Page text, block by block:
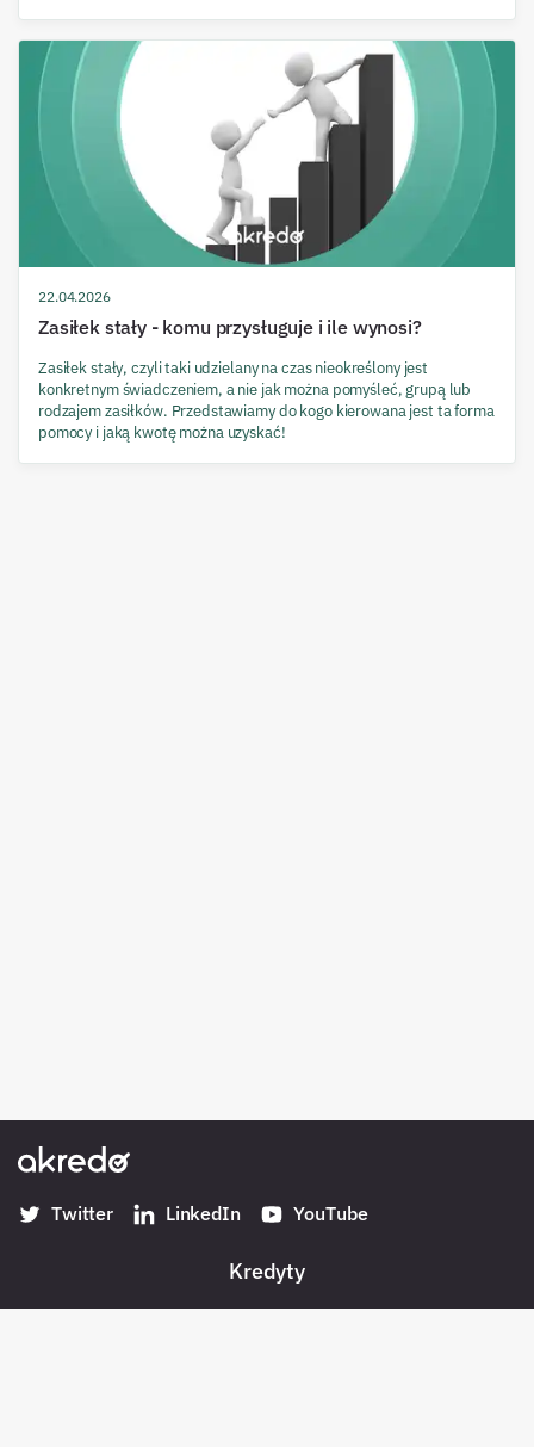
22.04.2026
Zasiłek stały - komu przysługuje i ile wynosi?
Zasiłek stały, czyli taki udzielany na czas nieokreślony jest
konkretnym świadczeniem, a nie jak można pomyśleć, grupą lub
rodzajem zasiłków. Przedstawiamy do kogo kierowana jest ta forma
pomocy i jaką kwotę można uzyskać!
Twitter LinkedIn YouTube
Kredyty